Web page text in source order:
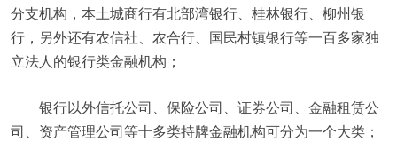
分支机构，本土城商行有北部湾银行、桂林银行、柳州银
行，另外还有农信社、农合行、国民村镇银行等一百多家独
立法人的银行类金融机构；
银行以外信托公司、保险公司、证券公司、金融租赁公
司、资产管理公司等十多类持牌金融机构可分为一个大类；